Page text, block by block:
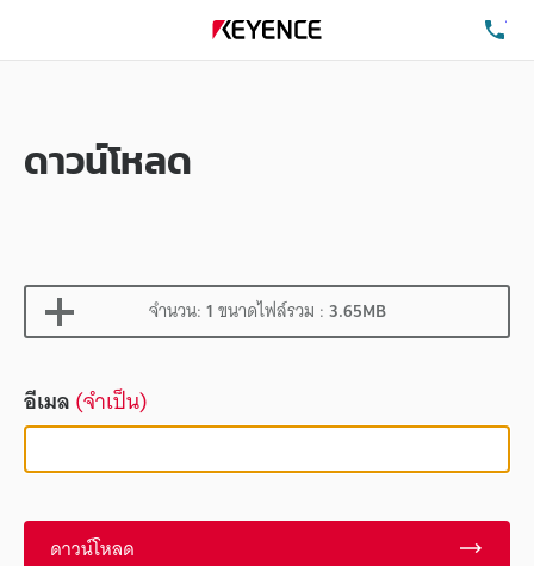
ดาวน์โหลด
จำนวน:1ขนาดไฟล์รวม :3.65MB
อีเมล(จำเป็น)
ดาวน์โหลด